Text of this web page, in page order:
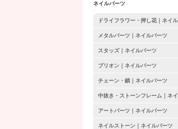
ネイルパーツ
メタルパーツ｜ネイルパーツ
スタッズ｜ネイルパーツ
ブリオン｜ネイルパーツ
チェーン・鎖｜ネイルパーツ
アートパーツ｜ネイルパーツ
ネイルストーン｜ネイルパーツ